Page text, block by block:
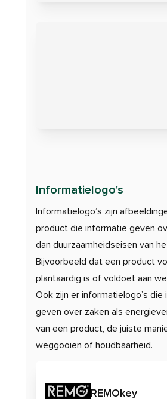
Informatielogo's
Informatielogo’s zijn
product die informatie geven
dan duurzaamheidseisen van
Bijvoorbeeld dat een product
plantaardig is of voldoet aan
Ook zijn er informatielogo’s die
geven over zaken als
van een product, de juiste
weggooien of houdbaarheid.
REMOkey